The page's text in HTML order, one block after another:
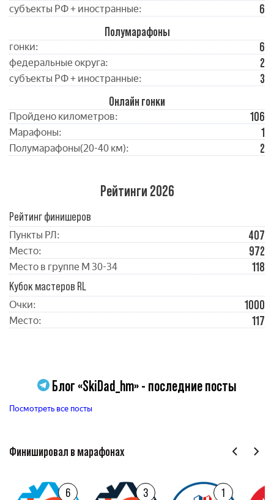
субъекты РФ + иностранные:
6
Полумарафоны
гонки: 6
федеральные округа: 2
субъекты РФ + иностранные:
3
Онлайн гонки
Пройдено километров: 106
Марафоны: 1
Полумарафоны(20-40 км): 2
Рейтинги 2026
Рейтинг финишеров
Пункты РЛ: 407
Место: 972
Место в группе М 30-34
118
Кубок мастеров RL
Очки: 1000
Место: 117
Блог «SkiDad_hm» - последние посты
Посмотреть все посты
Финишировал в марафонах
6 3 1